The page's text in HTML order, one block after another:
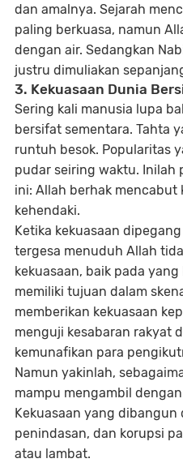
dan amalnya. Sejarah
paling berkuasa, namun
dengan air. Sedangkan
justru dimuliakan
3. Kekuasaan Dunia
Sering kali manusia lupa
bersifat sementara. Tahta
runtuh besok. Popularitas
pudar seiring waktu. Inilah
ini: Allah berhak mencabut
kehendaki.
Ketika kekuasaan
tergesa menuduh Allah
kekuasaan, baik pada
memiliki tujuan dalam
memberikan kekuasaan
menguji kesabaran rakyat
kemunafikan para
Namun yakinlah,
mampu mengambil
Kekuasaan yang dibangun
penindasan, dan korupsi
atau lambat.